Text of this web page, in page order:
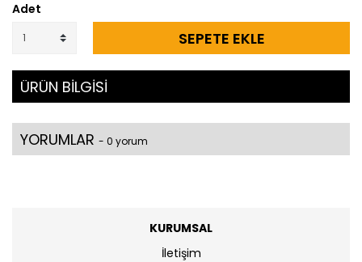
Adet
SEPETE EKLE
ÜRÜN BİLGİSİ
YORUMLAR - 0 yorum
KURUMSAL
İletişim